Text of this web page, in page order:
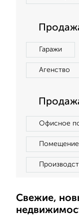
Гаражи
Агенство
Офисное
Свежие,